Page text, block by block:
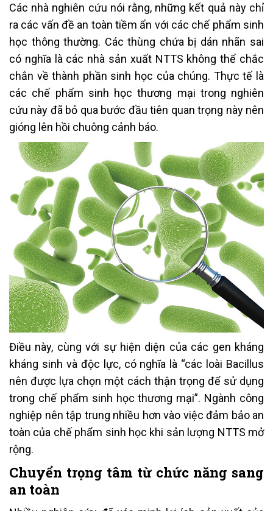
Các nhà nghiên cứu nói rằng, những kết quả này chỉ
ra các vấn đề an toàn tiềm ẩn với các chế phẩm sinh
học thông thường. Các thùng chứa bị dán nhãn sai
có nghĩa là các nhà sản xuất NTTS không thể chắc
chắn về thành phần sinh học của chúng. Thực tế là
các chế phẩm sinh học thương mại trong nghiên
cứu này đã bỏ qua bước đầu tiên quan trọng này nên
gióng lên hồi chuông cảnh báo.
Điều này, cùng với sự hiện diện của các gen kháng
kháng sinh và độc lực, có nghĩa là “các loài Bacillus
nên được lựa chọn một cách thận trọng để sử dụng
trong chế phẩm sinh học thương mại”. Ngành công
nghiệp nên tập trung nhiều hơn vào việc đảm bảo an
toàn của chế phẩm sinh học khi sản lượng NTTS mở
rộng.
Chuyển trọng tâm từ chức năng sang
an toàn